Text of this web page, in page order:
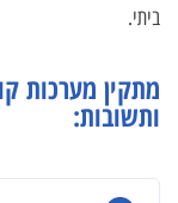
ביתי.
מתקין מערכות
ותשובות: